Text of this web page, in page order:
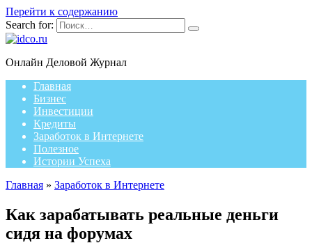
Перейти к содержанию
Search for:
Онлайн Деловой Журнал
Главная
Бизнес
Инвестиции
Кредиты
Заработок в Интернете
Полезное
Истории Успеха
Главная » Заработок в Интернете
Как зарабатывать реальные деньги
сидя на форумах